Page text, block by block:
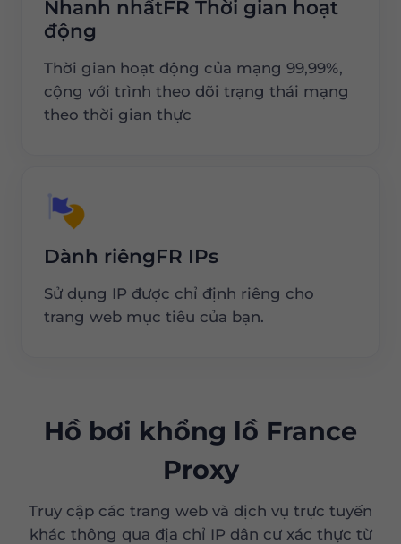
Nhanh nhấtFR Thời gian hoạt
động
Thời gian hoạt động của mạng 99,99%,
cộng với trình theo dõi trạng thái mạng
theo thời gian thực
Dành riêngFR IPs
Sử dụng IP được chỉ định riêng cho
trang web mục tiêu của bạn.
Hồ bơi khổng lồ France
Proxy
Truy cập các trang web và dịch vụ trực tuyến
khác thông qua địa chỉ IP dân cư xác thực từ